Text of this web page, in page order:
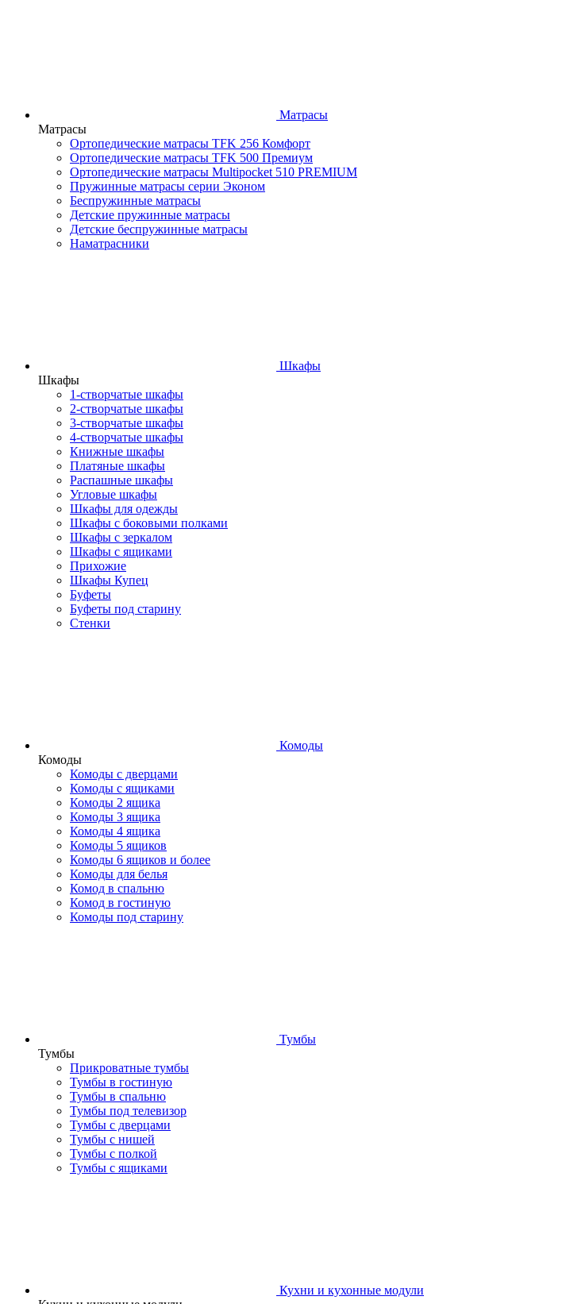
Матрасы
Матрасы
Ортопедические матрасы TFK 256 Комфорт
Ортопедические матрасы TFK 500 Премиум
Ортопедические матрасы Multipocket 510 PREMIUM
Пружинные матрасы серии Эконом
Беспружинные матрасы
Детские пружинные матрасы
Детские беспружинные матрасы
Наматрасники
Шкафы
Шкафы
1-створчатые шкафы
2-створчатые шкафы
3-створчатые шкафы
4-створчатые шкафы
Книжные шкафы
Платяные шкафы
Распашные шкафы
Угловые шкафы
Шкафы для одежды
Шкафы с боковыми полками
Шкафы с зеркалом
Шкафы с ящиками
Прихожие
Шкафы Купец
Буфеты
Буфеты под старину
Стенки
Комоды
Комоды
Комоды с дверцами
Комоды с ящиками
Комоды 2 ящика
Комоды 3 ящика
Комоды 4 ящика
Комоды 5 ящиков
Комоды 6 ящиков и более
Комоды для белья
Комод в спальню
Комод в гостиную
Комоды под старину
Тумбы
Тумбы
Прикроватные тумбы
Тумбы в гостиную
Тумбы в спальню
Тумбы под телевизор
Тумбы с дверцами
Тумбы с нишей
Тумбы с полкой
Тумбы с ящиками
Кухни и кухонные модули